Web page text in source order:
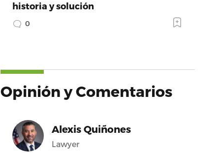
historia y solución
0
Opinión y Comentarios
Alexis Quiñones
Lawyer